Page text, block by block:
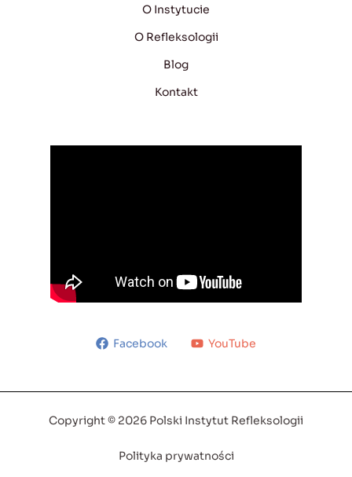
O Instytucie
O Refleksologii
Blog
Kontakt
Facebook YouTube
Copyright © 2026 Polski Instytut Refleksologii
Polityka prywatności